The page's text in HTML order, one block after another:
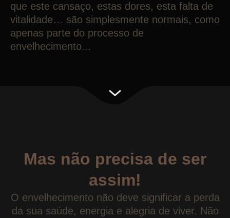
que este cansaço, estas dores, esta falta de
vitalidade… são simplesmente normais, como
apenas parte do processo de
envelhecimento...
Mas não precisa de ser
assim!
O envelhecimento não deve significar a perda
da sua saúde, energia e alegria de viver. Não